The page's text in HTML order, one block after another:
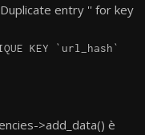
entry '' for key
KEY `url_hash`
>add_data() è